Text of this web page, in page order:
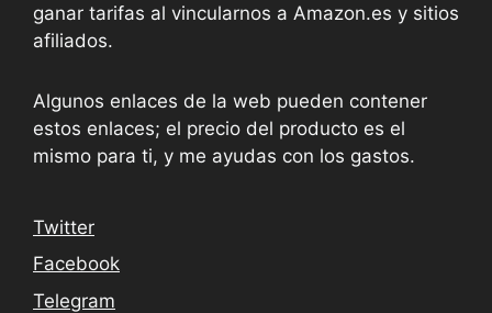
ganar tarifas al vincularnos a Amazon.es y sitios
afiliados.
Algunos enlaces de la web pueden contener
estos enlaces; el precio del producto es el
mismo para ti, y me ayudas con los gastos.
Twitter
Facebook
Telegram